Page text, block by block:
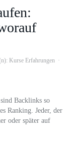
Kurse Erfahrungen
Backlinks so
Ranking. Jeder, der
oder später auf